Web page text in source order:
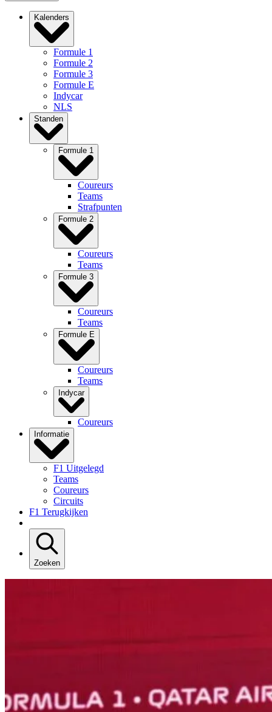
Kalenders
Formule 1
Formule 2
Formule 3
Formule E
Indycar
NLS
Standen
Formule 1
Coureurs
Teams
Strafpunten
Formule 2
Coureurs
Teams
Formule 3
Coureurs
Teams
Formule E
Coureurs
Teams
Indycar
Coureurs
Informatie
F1 Uitgelegd
Teams
Coureurs
Circuits
F1 Terugkijken
Zoeken